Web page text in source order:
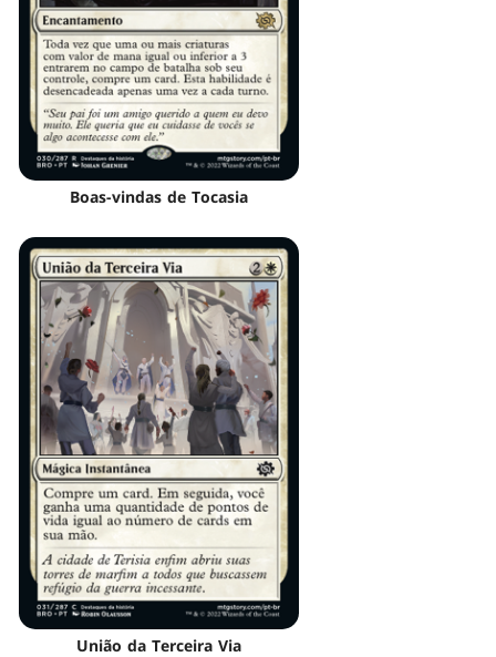
Boas-vindas de Tocasia
União da Terceira Via